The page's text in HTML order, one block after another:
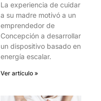
La experiencia de cuidar
a su madre motivó a un
emprendedor de
Concepción a desarrollar
un dispositivo basado en
energía escalar.
Ver artículo »